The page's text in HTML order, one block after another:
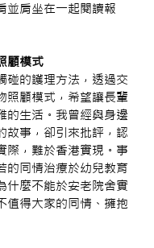
並肩坐在一起閱讀報
顧模式
碰的護理方法，透過交
照顧模式，希望讓長輩
的生活。我曾經與身邊
故事，卻引來批評，認
際，難於香港實現。事
的同情治療於幼兒教育
什麼不能於安老院舍實
值得大家的同情、擁抱